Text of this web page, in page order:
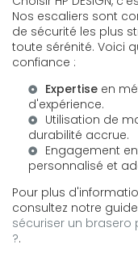
Nos escaliers sont
de sécurité les plus
toute sérénité. Voici
confiance :
Expertise en
d'expérience.
Utilisation de
durabilité accrue.
Engagement
personnalisé et
Pour plus
consultez notre
sécuriser un brasero
?.